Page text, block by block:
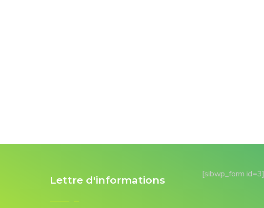
Lettre d'informations [sibwp_form id=3]